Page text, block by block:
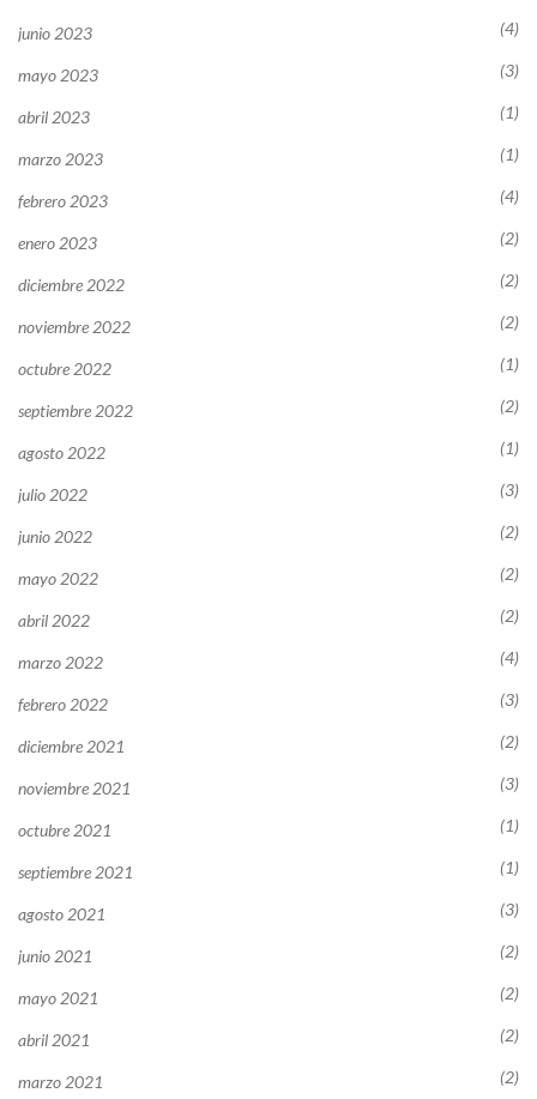
junio 2023 (4)
mayo 2023 (3)
abril 2023 (1)
marzo 2023 (1)
febrero 2023 (4)
enero 2023 (2)
diciembre 2022 (2)
noviembre 2022 (2)
octubre 2022 (1)
septiembre 2022 (2)
agosto 2022 (1)
julio 2022 (3)
junio 2022 (2)
mayo 2022 (2)
abril 2022 (2)
marzo 2022 (4)
febrero 2022 (3)
diciembre 2021 (2)
noviembre 2021 (3)
octubre 2021 (1)
septiembre 2021 (1)
agosto 2021 (3)
junio 2021 (2)
mayo 2021 (2)
abril 2021 (2)
marzo 2021 (2)